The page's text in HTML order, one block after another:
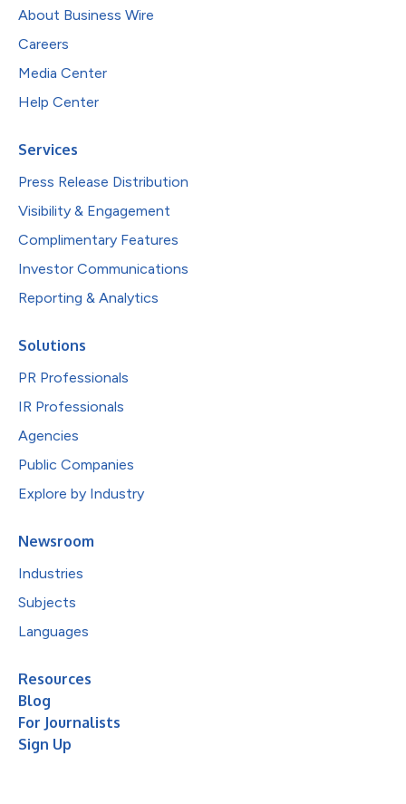
About Business Wire
Careers
Media Center
Help Center
Services
Press Release Distribution
Visibility & Engagement
Complimentary Features
Investor Communications
Reporting & Analytics
Solutions
PR Professionals
IR Professionals
Agencies
Public Companies
Explore by Industry
Newsroom
Industries
Subjects
Languages
Resources
Blog
For Journalists
Sign Up